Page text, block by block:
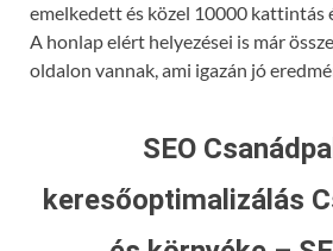
emelkedett és közel 10000 kattintás
A honlap elért helyezései is már
oldalon vannak, ami igazán jó
SEO
keresőoptimalizálás